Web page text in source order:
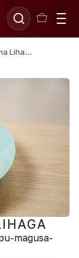
Riisinuudlid Kana Lihaga
magusa-